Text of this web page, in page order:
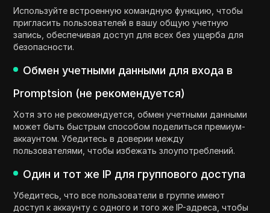
Используйте встроенную командную функцию, чтобы
пригласить пользователей в вашу общую учетную
запись, обеспечивая доступ для всех без ущерба для
безопасности.
Обмен учетными данными для входа в
Promptsion (не рекомендуется)
Хотя это не рекомендуется, обмен учетными данными
может быть быстрым способом поделиться премиум-
аккаунтом. Убедитесь в доверии между
пользователями, чтобы избежать злоупотреблений.
Один и тот же IP для группового доступа
Убедитесь, что все пользователи в группе имеют
доступ к аккаунту с одного и того же IP-адреса, чтобы